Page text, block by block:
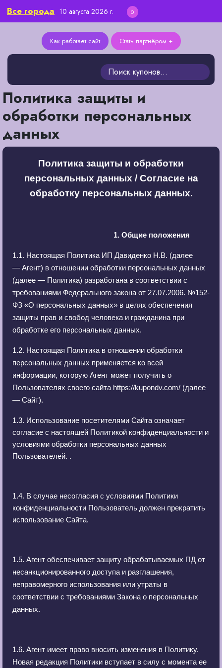
Все города 10 августа 2026 г. 0
Как работает сайт Стать партнёром +
Политика защиты и
обработки персональных
данных
Политика защиты и обработки
персональных данных / Согласие на
обработку персональных данных.
1. Общие положения
1.1. Настоящая Политика ИП Давиденко Н.В. (далее
— Агент) в отношении обработки персональных данных
(далее — Политика) разработана в соответствии с
требованиями Федерального закона от 27.07.2006. №152-
ФЗ «О персональных данных» в целях обеспечения
защиты прав и свобод человека и гражданина при
обработке его персональных данных.
1.2. Настоящая Политика в отношении обработки
персональных данных применяется ко всей
информации, которую Агент может получить о
Пользователях своего сайта https://kupondv.com/ (далее
— Сайт).
1.3. Использование посетителями Сайта означает
согласие с настоящей Политикой конфиденциальности и
условиями обработки персональных данных
Пользователей. .
1.4. В случае несогласия с условиями Политики
конфиденциальности Пользователь должен прекратить
использование Сайта.
1.5. Агент обеспечивает защиту обрабатываемых ПД от
несанкционированного доступа и разглашения,
неправомерного использования или утраты в
соответствии с требованиями Закона о персональных
данных.
1.6. Агент имеет право вносить изменения в Политику.
Новая редакция Политики вступает в силу с момента ее